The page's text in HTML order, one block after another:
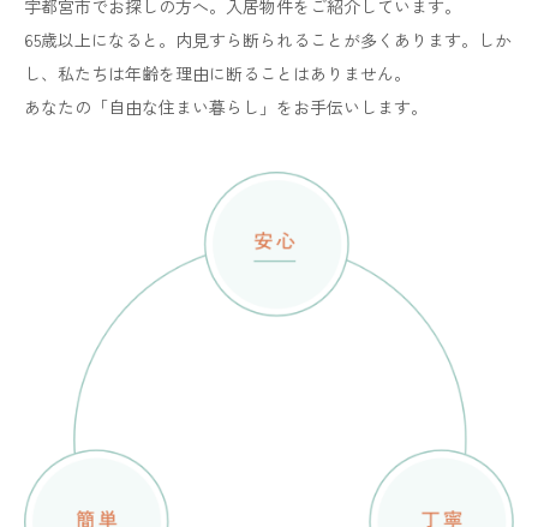
宇都宮市でお探しの方へ。入居物件をご紹介しています。
65歳以上になると。内見すら断られることが多くあります。しか
し、私たちは年齢を理由に断ることはありません。
あなたの「自由な住まい暮らし」をお手伝いします。